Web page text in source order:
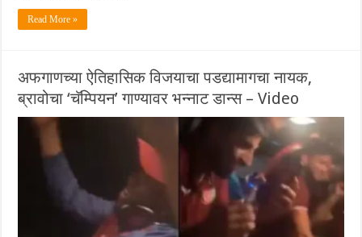
Read More »
अफगाणच्या ऐतिहासिक विजयाचा पडद्यामागचा नायक,
ब्रावोचा ‘चॅम्पियन’ गाण्यावर भन्नाट डान्स – Video